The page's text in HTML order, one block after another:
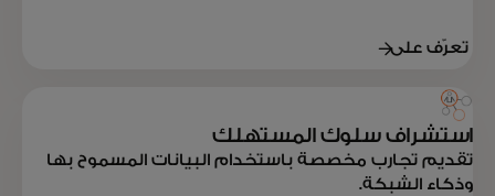
تعرّف على
استشراف سلوك المستهلك
تقديم تجارب مخصصة باستخدام البيانات المسموح بها
وذكاء الشبكة.